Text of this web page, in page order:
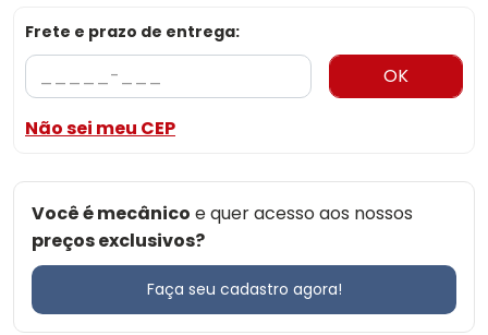
Frete e prazo de entrega:
OK
Não sei meu CEP
Você é mecânico e quer acesso aos nossos
preços exclusivos?
Faça seu cadastro agora!